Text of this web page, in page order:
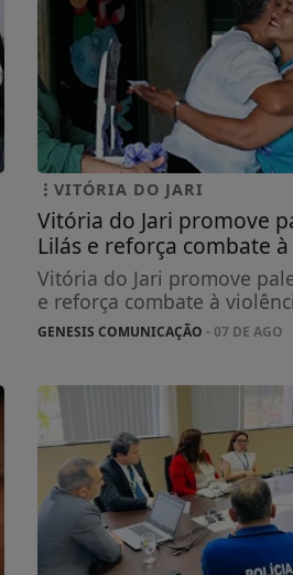
VITÓRIA DO JARI
Vitória do Jari promove
Lilás e reforça combate
Vitória do Jari promove
e reforça combate à
GENESIS COMUNICAÇÃO - 07 DE AGO